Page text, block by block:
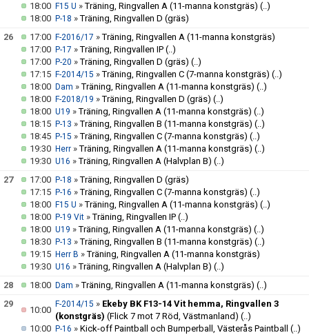
18:00 F15 U »Träning, Ringvallen A (11-manna konstgräs) (..)
18:00 P-18 »Träning, Ringvallen D (gräs)
26
17:00 F-2016/17 »Träning, Ringvallen A (11-manna konstgräs)
17:00 P-17 »Träning, Ringvallen IP (..)
17:00 P-20 »Träning, Ringvallen D (gräs) (..)
17:15 F-2014/15 »Träning, Ringvallen C (7-manna konstgräs) (..)
18:00 Dam »Träning, Ringvallen A (11-manna konstgräs) (..)
18:00 F-2018/19 »Träning, Ringvallen D (gräs) (..)
18:00 U19 »Träning, Ringvallen A (11-manna konstgräs) (..)
18:15 P-13 »Träning, Ringvallen B (11-manna konstgräs) (..)
18:45 P-15 »Träning, Ringvallen C (7-manna konstgräs) (..)
19:30 Herr »Träning, Ringvallen A (11-manna konstgräs) (..)
19:30 U16 »Träning, Ringvallen A (Halvplan B) (..)
27
17:00 P-18 »Träning, Ringvallen D (gräs)
17:15 P-16 »Träning, Ringvallen C (7-manna konstgräs) (..)
18:00 F15 U »Träning, Ringvallen A (11-manna konstgräs) (..)
18:00 P-19 Vit »Träning, Ringvallen IP (..)
18:00 U19 »Träning, Ringvallen A (11-manna konstgräs) (..)
18:30 P-13 »Träning, Ringvallen B (11-manna konstgräs) (..)
19:15 Herr B »Träning, Ringvallen A (11-manna konstgräs)
19:30 U16 »Träning, Ringvallen A (Halvplan B) (..)
28
18:00 Dam »Träning, Ringvallen A (11-manna konstgräs) (..)
29
10:00
F-2014/15 » Ekeby BK F13-14 Vit hemma, Ringvallen 3
(konstgräs) (Flick 7 mot 7 Röd, Västmanland) (..)
10:00 P-16 » Kick-off Paintball och Bumperball, Västerås Paintball (..)